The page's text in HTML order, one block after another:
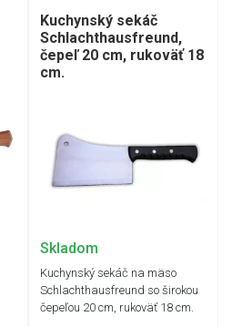
Kuchynský sekáč
Schlachthausfreund,
čepeľ 20 cm, rukoväť 18
cm.
Skladom
Kuchynský sekáč na mäso
Schlachthausfreund so širokou
čepeľou 20 cm, rukoväť 18 cm.